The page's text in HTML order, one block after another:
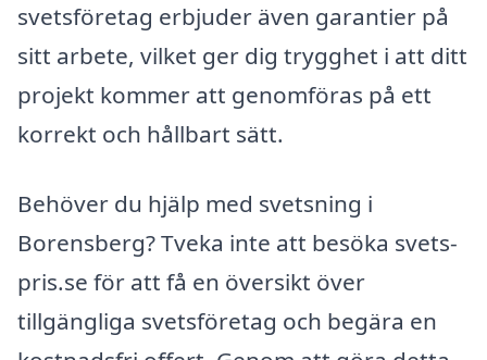
svetsföretag erbjuder även garantier på
sitt arbete, vilket ger dig trygghet i att ditt
projekt kommer att genomföras på ett
korrekt och hållbart sätt.
Behöver du hjälp med svetsning i
Borensberg? Tveka inte att besöka svets-
pris.se för att få en översikt över
tillgängliga svetsföretag och begära en